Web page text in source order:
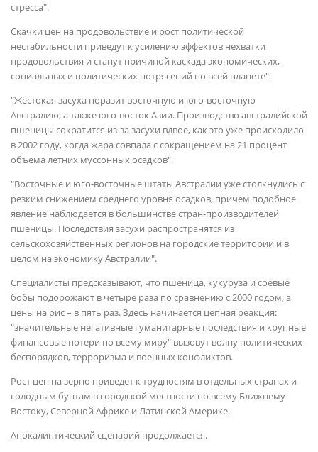
стресса".
Скачки цен на продовольствие и рост политической
нестабильности приведут к усилению эффектов нехватки
продовольствия и станут причиной каскада экономических,
социальных и политических потрясений по всей планете".
"Жестокая засуха поразит восточную и юго-восточную
Австралию, а также юго-восток Азии. Производство австралийской
пшеницы сократится из-за засухи вдвое, как это уже происходило
в 2002 году, когда жара совпала с сокращением на 21 процент
объема летних муссонных осадков".
"Восточные и юго-восточные штаты Австралии уже столкнулись с
резким снижением среднего уровня осадков, причем подобное
явление наблюдается в большинстве стран-производителей
пшеницы. Последствия засухи распространятся из
сельскохозяйственных регионов на городские территории и в
целом на экономику Австралии".
Специалисты предсказывают, что пшеница, кукуруза и соевые
бобы подорожают в четыре раза по сравнению с 2000 годом, а
цены на рис – в пять раз. Здесь начинается цепная реакция:
"значительные негативные гуманитарные последствия и крупные
финансовые потери по всему миру" вызовут волну политических
беспорядков, терроризма и военных конфликтов.
Рост цен на зерно приведет к трудностям в отдельных странах и
голодным бунтам в городской местности по всему Ближнему
Востоку, Северной Африке и Латинской Америке.
Апокалиптический сценарий продолжается.